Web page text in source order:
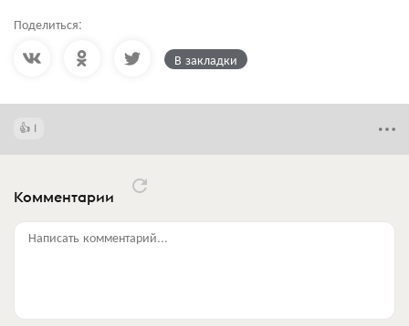
Поделиться:
В закладки
1
Комментарии
Написать комментарий...